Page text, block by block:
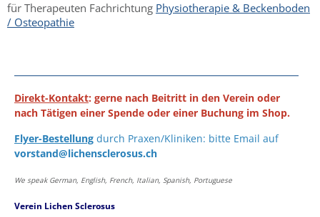
für Therapeuten Fachrichtung Physiotherapie & Beckenboden
/ Osteopathie
Direkt-Kontakt: gerne nach Beitritt in den Verein oder
nach Tätigen einer Spende oder einer Buchung im Shop.
Flyer-Bestellung durch Praxen/Kliniken: bitte Email auf
vorstand@lichensclerosus.ch
We speak German, English, French, Italian, Spanish, Portuguese
Verein Lichen Sclerosus